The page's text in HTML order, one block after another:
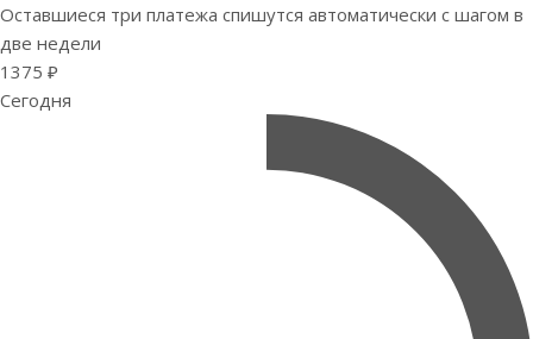
Оставшиеся три платежа спишутся автоматически с шагом в
две недели
1375 ₽
Сегодня